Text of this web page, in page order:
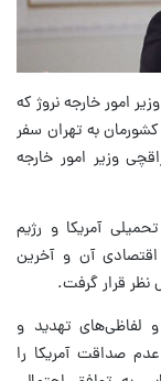
امور خارجه نروژ که
به تهران سفر
وزیر امور خارجه
آمریکا و رژیم
آن و آخرین
نظر قرار گرفت.
و لفاظی‌های تهدید و
صداقت آمریکا را